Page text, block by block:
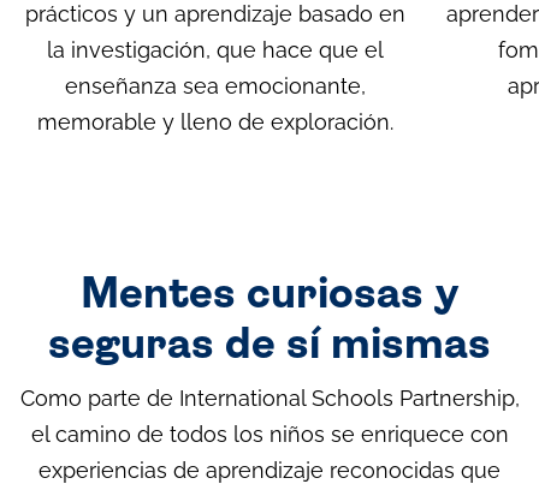
prácticos y un aprendizaje basado en
la investigación, que hace que el
enseñanza sea emocionante,
memorable y lleno de exploración.
Mentes curiosas y
seguras de sí mismas
Como parte de International Schools Partnership,
el camino de todos los niños se enriquece con
experiencias de aprendizaje reconocidas que